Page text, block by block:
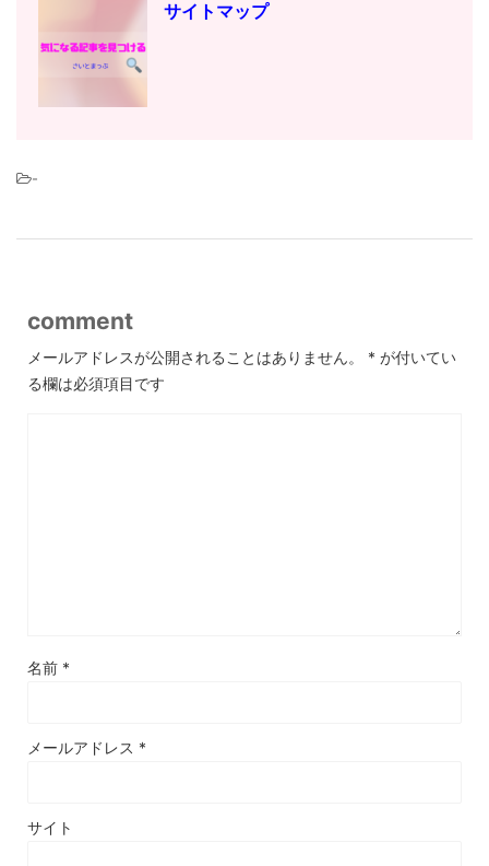
サイトマップ
-
comment
メールアドレスが公開されることはありません。 * が付いてい
る欄は必須項目です
名前 *
メールアドレス *
サイト